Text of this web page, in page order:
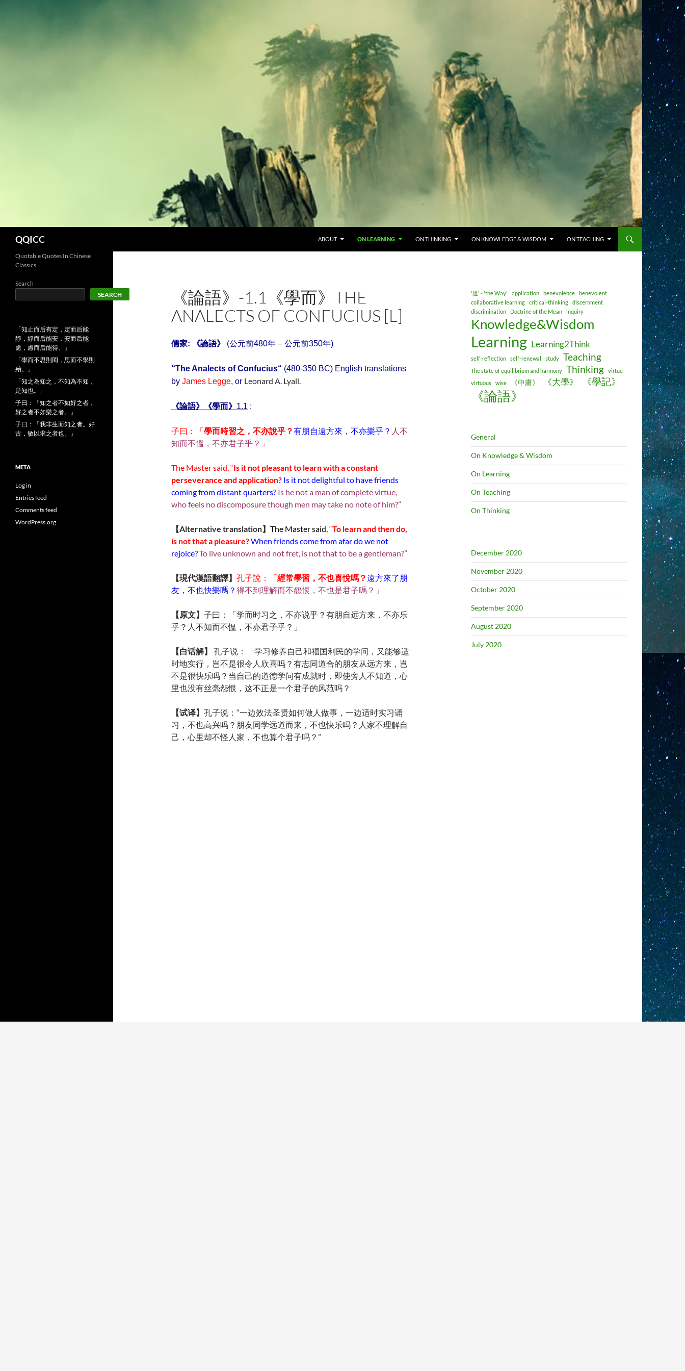
QQICC
ABOUT
ON LEARNING ON THINKING ON KNOWLEDGE & WISDOM ON TEACHING
《論語》-1.1《學而》THE
ANALECTS OF CONFUCIUS [L]
儒家: 《論語》 (公元前480年 – 公元前350年)
“The Analects of Confucius“ (480-350 BC) English translations
by James Legge, or Leonard A. Lyall.
《論語》《學而》 1.1 :
子曰：「學而時習之，不亦說乎？有朋自遠方來，不亦樂乎？ 人不
知而不慍，不亦君子乎？」
The Master said, “Is it not pleasant to learn with a constant
perseverance and application? Is it not delightful to have friends
coming from distant quarters? Is he not a man of complete virtue,
who feels no discomposure though men may take no note of him?”
【Alternative translation】 The Master said,“To learn and then do,
is not that a pleasure?When friends come from afar do we not
rejoice?To live unknown and not fret, is not that to be a gentleman?”
【現代漢語翻譯】 孔子說：「經常學習，不也喜悅嗎？遠方來了朋
友，不也快樂嗎？ 得不到理解而不怨恨，不也是君子嗎？」
【原文】 子曰：「学而时习之，不亦说乎？有朋自远方来，不亦乐
乎？人不知而不愠，不亦君子乎？」
【白话解】 孔子说：「学习修养自己和福国利民的学问，又能够适
时地实行，岂不是很令人欣喜吗？有志同道合的朋友从远方来，岂
不是很快乐吗？当自己的道德学问有成就时，即使旁人不知道，心
里也没有丝毫怨恨，这不正是一个君子的风范吗？
【试译】 孔子说：“一边效法圣贤如何做人做事，一边适时实习诵
习，不也高兴吗？朋友同学远道而来，不也快乐吗？人家不理解自
己，心里却不怪人家，不也算个君子吗？”
'道' - 'the Way' application benevolence
benevolent
collaborative learning
critical-thinking
discernment
discrimination
Doctrine of the Mean inquiry
Knowledge&Wisdom
Learning Learning2Think
self-reflection self-renewal study Teaching
The state of equilibrium and harmony Thinking
virtue
virtuous
wise 《中庸》 《大學》 《學記》
《論語》
General
On Knowledge & Wisdom
On Learning
On Teaching
On Thinking
December 2020
November 2020
October 2020
September 2020
August 2020
July 2020
Quotable Quotes In Chinese
Classics
Search
SEARCH
「知止而后有定，定而后能
靜，靜而后能安，安而后能
慮，慮而后能得。」
「學而不思則罔，思而不學則
殆。」
「知之為知之，不知為不知，
是知也。」
子曰：「知之者不如好之者，
好之者不如樂之者。」
子曰：「我非生而知之者。好
古，敏以求之者也。」
META
Log in
Entries feed
Comments feed
WordPress.org